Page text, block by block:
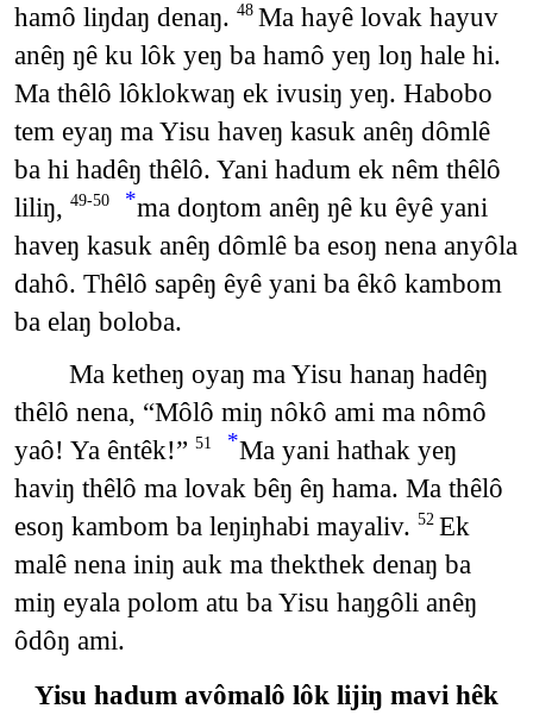
hamô liŋdaŋ denaŋ. 48 Ma hayê lovak hayuv
anêŋ ŋê ku lôk yeŋ ba hamô yeŋ loŋ hale hi.
Ma thêlô lôklokwaŋ ek ivusiŋ yeŋ. Habobo
tem eyaŋ ma Yisu haveŋ kasuk anêŋ dômlê
ba hi hadêŋ thêlô. Yani hadum ek nêm thêlô
liliŋ, 49-50 *ma doŋtom anêŋ ŋê ku êyê yani
haveŋ kasuk anêŋ dômlê ba esoŋ nena anyôla
dahô. Thêlô sapêŋ êyê yani ba êkô kambom
ba elaŋ boloba.
Ma ketheŋ oyaŋ ma Yisu hanaŋ hadêŋ
thêlô nena, “Môlô miŋ nôkô ami ma nômô
yaô! Ya êntêk!” 51 *Ma yani hathak yeŋ
haviŋ thêlô ma lovak bêŋ êŋ hama. Ma thêlô
esoŋ kambom ba leŋiŋhabi mayaliv. 52 Ek
malê nena iniŋ auk ma thekthek denaŋ ba
miŋ eyala polom atu ba Yisu haŋgôli anêŋ
ôdôŋ ami.
Yisu hadum avômalô lôk lijiŋ mavi hêk